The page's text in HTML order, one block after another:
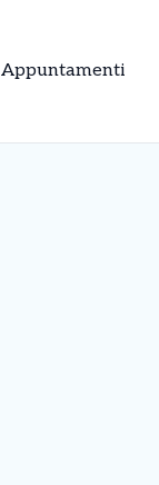
Appuntamenti